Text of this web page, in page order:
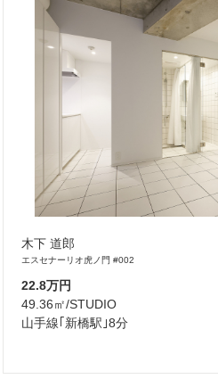
木下 道郎
エスセナーリオ虎ノ門 #002
22.8万円
49.36㎡/STUDIO
山手線｢新橋駅｣8分